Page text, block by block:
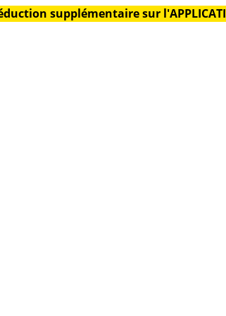
supplémentaire sur